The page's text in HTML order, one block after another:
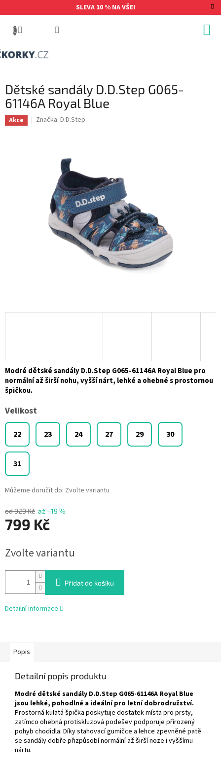
na
SLEVA 10 % NA VŠE!
Dětské sandály D.D.Step G065-
61146A Royal Blue
Akce Značka: D.D.Step
od 929 Kč až –19 %
799 Kč
cena:
Zvolte variantu
Velikost
22 23 24 27 29 30
31
Můžeme doručit do: Zvolte variantu
Přidat do košíku
Modré dětské sandály D.D.Step G065-61146A Royal Blue pro
normální až širší nohu, vyšší nárt, lehké a ohebné s prostornou
špičkou.
Detailní informace
Popis
Detailní popis produktu
Modré dětské sandály D.D.Step G065-61146A Royal Blue
jsou lehké, pohodlné a ideální pro letní dobrodružství.
Prostorná kulatá špička poskytuje dostatek místa pro prsty,
zatímco ohebná protiskluzová podešev podporuje přirozený
pohyb chodidla. Díky stahovací gumičce a lehce zpevněné patě
se sandály dobře přizpůsobí normální až širší noze i vyššímu
nártu.